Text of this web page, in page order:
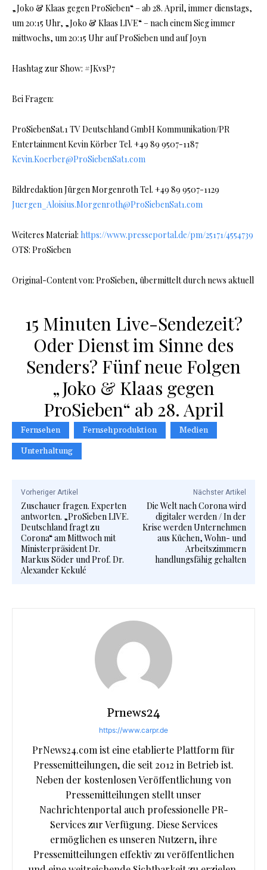
„Joko & Klaas gegen ProSieben“ – ab 28. April, immer dienstags,
um 20:15 Uhr, „Joko & Klaas LIVE“ – nach einem Sieg immer
mittwochs, um 20:15 Uhr auf ProSieben und auf Joyn
Hashtag zur Show: #JKvsP7
Bei Fragen:
ProSiebenSat.1 TV Deutschland GmbH Kommunikation/PR
Entertainment Kevin Körber Tel. +49 89 9507-1187
Kevin.Koerber@ProSiebenSat1.com
Bildredaktion Jürgen Morgenroth Tel. +49 89 9507-1129
Juergen_Aloisius.Morgenroth@ProSiebenSat1.com
Weiteres Material: https://www.presseportal.de/pm/25171/4554739
OTS: ProSieben
Original-Content von: ProSieben, übermittelt durch news aktuell
15 Minuten Live-Sendezeit?
Oder Dienst im Sinne des
Senders? Fünf neue Folgen
„Joko & Klaas gegen
ProSieben“ ab 28. April
Fernsehen Fernsehproduktion
Medien
Unterhaltung
Vorheriger Artikel
Zuschauer fragen. Experten
antworten. „ProSieben LIVE.
Deutschland fragt zu
Corona“ am Mittwoch mit
Ministerpräsident Dr.
Markus Söder und Prof. Dr.
Alexander Kekulé
Nächster Artikel
Die Welt nach Corona wird
digitaler werden / In der
Krise werden Unternehmen
aus Küchen, Wohn- und
Arbeitszimmern
handlungsfähig gehalten
Prnews24
https://www.carpr.de
PrNews24.com ist eine etablierte Plattform für
Pressemitteilungen, die seit 2012 in Betrieb ist.
Neben der kostenlosen Veröffentlichung von
Pressemitteilungen stellt unser
Nachrichtenportal auch professionelle PR-
Services zur Verfügung. Diese Services
ermöglichen es unseren Nutzern, ihre
Pressemitteilungen effektiv zu veröffentlichen